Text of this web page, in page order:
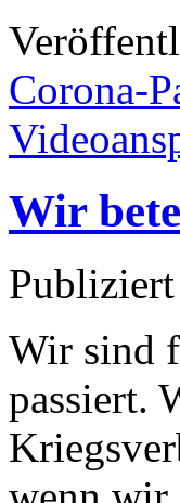
Corona-
Wir
Wir sind
passiert.